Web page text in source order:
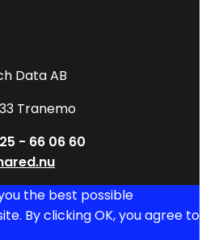
Data AB
Tranemo
- 66 06 60
the best possible
By clicking OK, you agree to